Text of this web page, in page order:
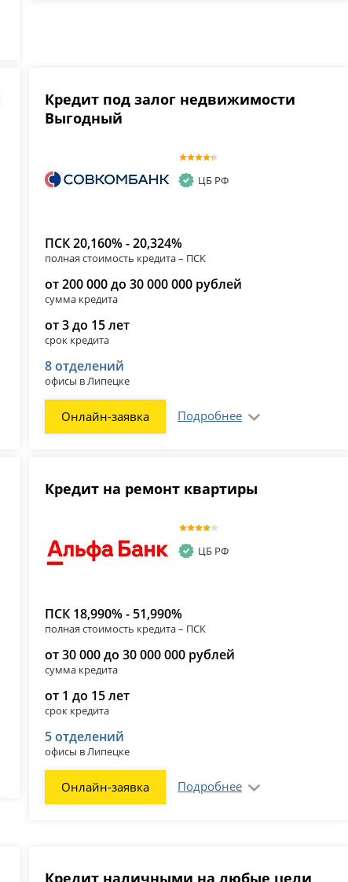
Кредит под залог недвижимости
Выгодный
ЦБ РФ
ПСК 20,160% - 20,324%
полная стоимость кредита – ПСК
от 200 000 до 30 000 000 рублей
сумма кредита
от 3 до 15 лет
срок кредита
8 отделений
офисы в Липецке
Онлайн-заявка Подробнее
Кредит на ремонт квартиры
ЦБ РФ
ПСК 18,990% - 51,990%
полная стоимость кредита – ПСК
от 30 000 до 30 000 000 рублей
сумма кредита
от 1 до 15 лет
срок кредита
5 отделений
офисы в Липецке
Онлайн-заявка Подробнее
Кредит наличными на любые цели